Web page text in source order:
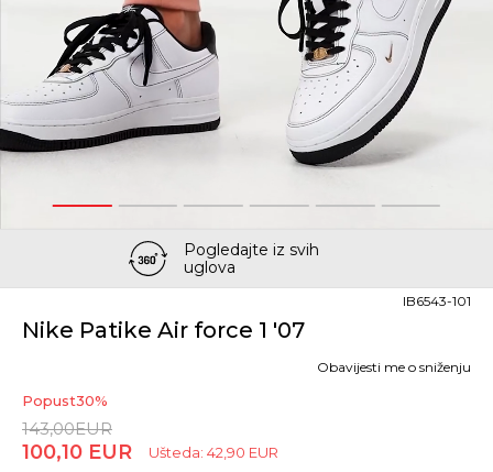
1 2 3 4 5 6
Pogledajte iz svih
uglova
Nike Patike Air force 1 '07
IB6543-101
Popust30%
143,00EUR
100,10 EUR Ušteda: 42,90 EUR
Obavijesti me o sniženju